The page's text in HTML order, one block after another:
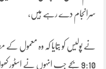
سرانجام دے رہے ہیں،
نے پولیس کو بتایا کہ وہ معمول کے
9:10 بجے جب انہوں نے اسٹور